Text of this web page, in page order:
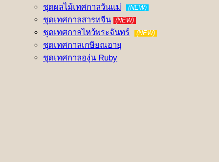
ชุดผลไม้เทศกาลวันแม่
(NEW)
ชุดเทศกาลสารทจีน (NEW)
ชุดเทศกาลไหว้พระจันทร์ (NEW)
ชุดเทศกาลเกษียณอายุ
ชุดเทศกาลองุ่น Ruby